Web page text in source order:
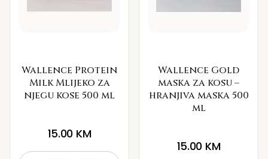
Wallence Protein
Milk Mlijeko za
njegu kose 500 ml
15.00 KM
Wallence Gold
maska za kosu –
hranjiva maska 500
ml
15.00 KM